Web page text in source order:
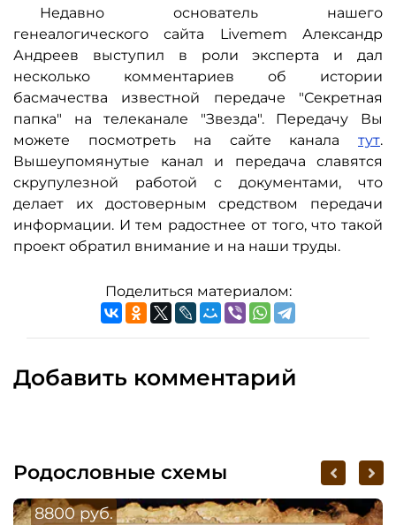
Недавно основатель нашего
генеалогического сайта Livemem Александр
Андреев выступил в роли эксперта и дал
несколько комментариев об истории
басмачества известной передаче "Секретная
папка" на телеканале "Звезда". Передачу Вы
можете посмотреть на сайте канала тут.
Вышеупомянутые канал и передача славятся
скрупулезной работой с документами, что
делает их достоверным средством передачи
информации. И тем радостнее от того, что такой
проект обратил внимание и на наши труды.
Поделиться материалом:
Добавить комментарий
Родословные схемы
8800 руб.